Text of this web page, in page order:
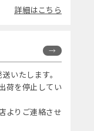
詳細はこちら
いたします。
荷を停止してい
よりご連絡させ